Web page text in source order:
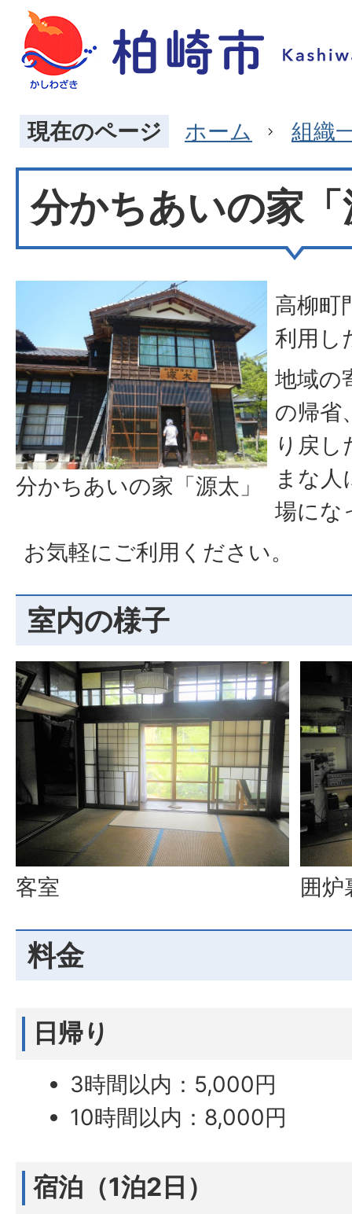
現在のページ ホーム 組織
分かちあいの家
分かちあいの家「源太」
高柳町
利用し
地域の
の帰省
り戻
まな人
場にな
お気軽にご利用ください。
室内の様子
客室 囲炉
料金
日帰り
3時間以内：5,000円
10時間以内：8,000円
宿泊（1泊2日）